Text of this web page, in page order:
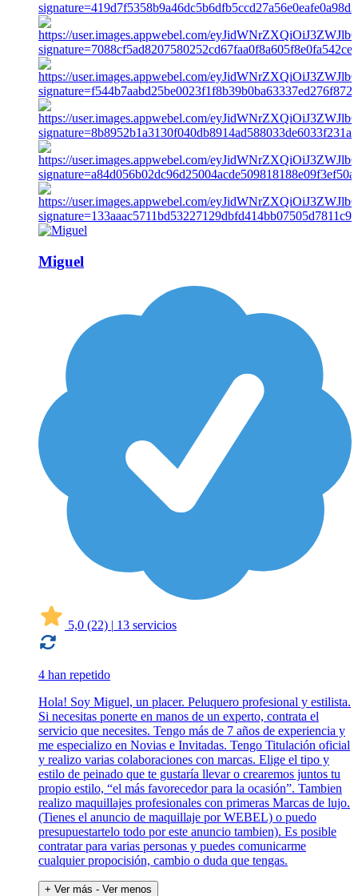
Miguel
5,0 (22) | 13 servicios
4 han repetido
Hola! Soy Miguel, un placer. Peluquero profesional y estilista.
Si necesitas ponerte en manos de un experto, contrata el
servicio que necesites. Tengo más de 7 años de experiencia y
me especializo en Novias e Invitadas. Tengo Titulación oficial
y realizo varias colaboraciones con marcas. Elige el tipo y
estilo de peinado que te gustaría llevar o crearemos juntos tu
propio estilo, “el más favorecedor para la ocasión”. Tambien
realizo maquillajes profesionales con primeras Marcas de lujo.
(Tienes el anuncio de maquillaje por WEBEL) o puedo
presupuestartelo todo por este anuncio tambien). Es posible
contratar para varias personas y puedes comunicarme
cualquier propocisión, cambio o duda que tengas.
+ Ver más - Ver menos